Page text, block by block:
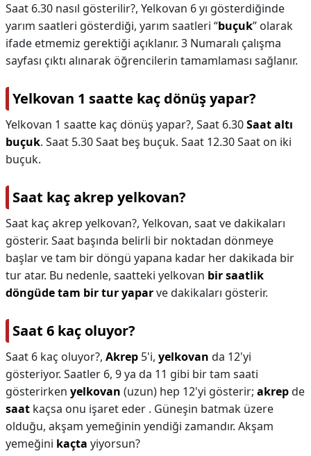
Saat 6.30 nasıl gösterilir?, Yelkovan 6 yı gösterdiğinde
yarım saatleri gösterdiği, yarım saatleri “buçuk” olarak
ifade etmemiz gerektiği açıklanır. 3 Numaralı çalışma
sayfası çıktı alınarak öğrencilerin tamamlaması sağlanır.
Yelkovan 1 saatte kaç dönüş yapar?
Yelkovan 1 saatte kaç dönüş yapar?, Saat 6.30Saat altı
buçuk. Saat 5.30 Saat beş buçuk. Saat 12.30 Saat on iki
buçuk.
Saat kaç akrep yelkovan?
Saat kaç akrep yelkovan?, Yelkovan, saat ve dakikaları
gösterir. Saat başında belirli bir noktadan dönmeye
başlar ve tam bir döngü yapana kadar her dakikada bir
tur atar. Bu nedenle, saatteki yelkovan bir saatlik
döngüde tam bir tur yaparve dakikaları gösterir.
Saat 6 kaç oluyor?
Saat 6 kaç oluyor?, Akrep 5'i, yelkovan da 12'yi
gösteriyor. Saatler 6, 9 ya da 11 gibi bir tam saati
gösterirken yelkovan (uzun) hep 12'yi gösterir; akrepde
saat kaçsa onu işaret eder . Güneşin batmak üzere
olduğu, akşam yemeğinin yendiği zamandır. Akşam
yemeğini kaçta yiyorsun?